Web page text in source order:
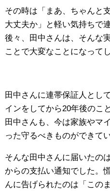
その時は「まあ、ちゃんと
大丈夫か」と軽い気持ちで
後々、田中さんは、そんな
ことで大変なことになって
田中さんに連帯保証人とし
インをしてから20年後のこ
田中さんも、今は家族やマ
った守るべきものができて
そんな田中さんに届いたの
からの支払い通知でした。
んに告げられたのは「この